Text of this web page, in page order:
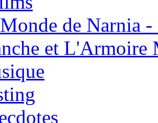
de Narnia
et L'Armoire